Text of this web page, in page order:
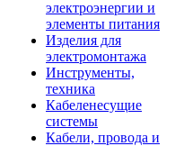
электроэнергии и
элементы питания
Изделия для
электромонтажа
Инструменты,
техника
Кабеленесущие
системы
Кабели, провода и